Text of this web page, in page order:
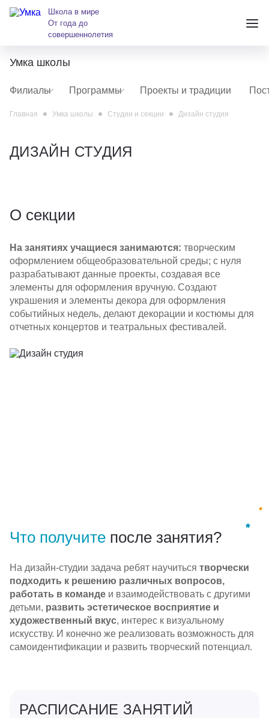
Школа в мире
От года до
совершеннолетия
О нас
Партнерам
Проекты
Контакты
andreeva@krasumka.ru
Умка школы
Филиалы Программы Проекты и традиции
Главная Умка школы Студии и секции Дизайн студия
ДИЗАЙН СТУДИЯ
О секции
На занятиях учащиеся занимаются: творческим
оформлением общеобразовательной среды; с нуля
разрабатывают данные проекты, создавая все
элементы для оформления вручную. Создают
украшения и элементы декора для оформления
событийных недель, делают декорации и костюмы для
отчетных концертов и театральных фестивалей.
Что получите после занятия?
На дизайн-студии задача ребят научиться творчески
подходить к решению различных вопросов,
работать в команде и взаимодействовать с другими
детьми, развить эстетическое восприятие и
художественный вкус, интерес к визуальному
искусству. И конечно же реализовать возможность для
самоидентификации и развить творческий потенциал.
РАСПИСАНИЕ ЗАНЯТИЙ